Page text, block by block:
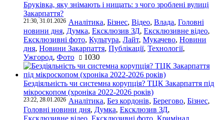
Бруківка, яку знімають і нищать: з чого зроблені вулиці
Закарпаття?
21:30, 31.01.2026 Аналітика, Бізнес, Відео, Влада, Головні
новини дня, Думка, Ексклюзив ЗД, Ексклюзивне відео,
Ексклюзивні фото, Культура, Лайт, Мукачево, Новини
дня, Новини Закарпаття, Публікації, Технології,
Ужгород, Фото 1030
Бездіяльність чи системна корупція? ТЦК Закарпаття під
мікроскопом (хроніка 2022-2026 років)
23:22, 28.01.2026 Аналітика, Без кордонів, Берегово, Бізнес,
Головні новини дня, Думка, Ексклюзив ЗД,